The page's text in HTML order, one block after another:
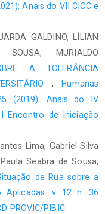
Anais do VII CICC e
GALDINO, LÍLIAN
SOUSA, MURIALDO
A TOLERÂNCIA
,
Humanas
(2019): Anais do IV
I Encontro de Iniciação
Lima, Gabriel Silva
Seabra de Sousa,
de Rua sobre a
Aplicadas: v. 12 n. 36
PROVIC/PIBIC